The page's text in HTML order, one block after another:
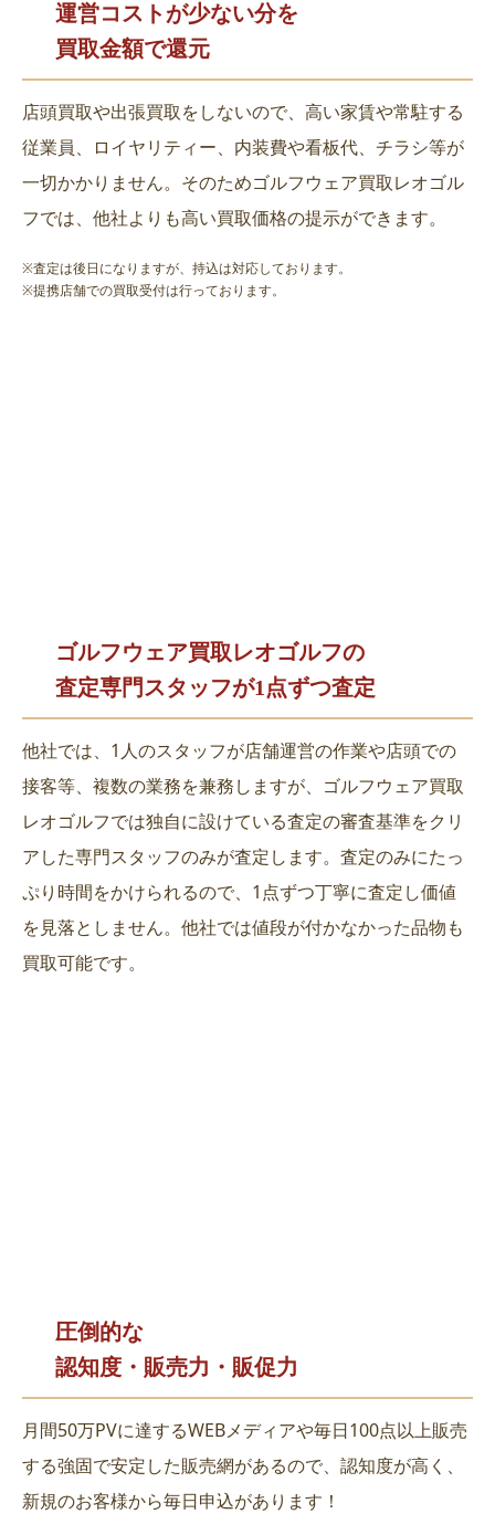
運営コストが少ない分を
買取金額で還元
店頭買取や出張買取をしないので、高い家賃や常駐する
従業員、ロイヤリティー、内装費や看板代、チラシ等が
一切かかりません。そのためゴルフウェア買取レオゴル
フでは、他社よりも高い買取価格の提示ができます。
※査定は後日になりますが、持込は対応しております。
※提携店舗での買取受付は行っております。
ゴルフウェア買取レオゴルフの
査定専門スタッフが1点ずつ査定
他社では、1人のスタッフが店舗運営の作業や店頭での
接客等、複数の業務を兼務しますが、ゴルフウェア買取
レオゴルフでは独自に設けている査定の審査基準をクリ
アした専門スタッフのみが査定します。査定のみにたっ
ぷり時間をかけられるので、1点ずつ丁寧に査定し価値
を見落としません。他社では値段が付かなかった品物も
買取可能です。
圧倒的な
認知度・販売力・販促力
月間50万PVに達するWEBメディアや毎日100点以上販売
する強固で安定した販売網があるので、認知度が高く、
新規のお客様から毎日申込があります！